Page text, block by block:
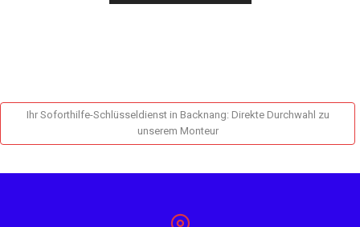
Ihr Soforthilfe-Schlüsseldienst in Backnang: Direkte Durchwahl zu
unserem Monteur